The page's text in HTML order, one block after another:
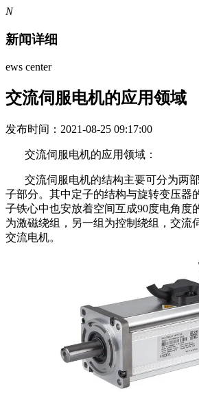
N
新闻详细
ews center
交流伺服电机的应用领域
发布时间：2021-08-25 09:17:00
交流伺服电机的应用领域：
交流伺服电机的结构主要可分为两
子部分。其中定子的结构与旋转变压器
子铁心中也安放着空间互成90度电角度
为激磁绕组，另一组为控制绕组，交流
交流电机。